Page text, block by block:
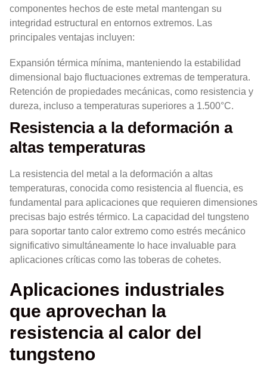
componentes hechos de este metal mantengan su
integridad estructural en entornos extremos. Las
principales ventajas incluyen:
Expansión térmica mínima, manteniendo la estabilidad
dimensional bajo fluctuaciones extremas de temperatura.
Retención de propiedades mecánicas, como resistencia y
dureza, incluso a temperaturas superiores a 1.500°C.
Resistencia a la deformación a
altas temperaturas
La resistencia del metal a la deformación a altas
temperaturas, conocida como resistencia al fluencia, es
fundamental para aplicaciones que requieren dimensiones
precisas bajo estrés térmico. La capacidad del tungsteno
para soportar tanto calor extremo como estrés mecánico
significativo simultáneamente lo hace invaluable para
aplicaciones críticas como las toberas de cohetes.
Aplicaciones industriales
que aprovechan la
resistencia al calor del
tungsteno